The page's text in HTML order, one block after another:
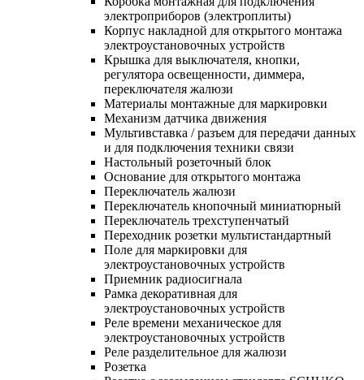
электроприборов (электроплиты)
Корпус накладной для открытого монтажа
электроустановочных устройств
Крышка для выключателя, кнопки,
регулятора освещенности, диммера,
переключателя жалюзи
Материалы монтажные для маркировки
Механизм датчика движения
Мультивставка / разъем для передачи данных
и для подключения техники связи
Настольный розеточный блок
Основание для открытого монтажа
Переключатель жалюзи
Переключатель кнопочный миниатюрный
Переключатель трехступенчатый
Переходник розетки мультистандартный
Поле для маркировки для
электроустановочных устройств
Приемник радиосигнала
Рамка декоративная для
электроустановочных устройств
Реле времени механическое для
электроустановочных устройств
Реле разделительное для жалюзи
Розетка